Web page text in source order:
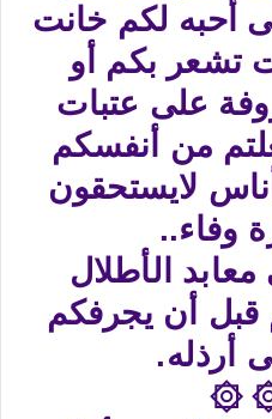
أحبه لكم خانت
تشعر بكم أو
على عتبات
من أنفسكم
لايستحقون
وفاء..
الأطلال
قبل أن يجرفكم
أرذله.
۞